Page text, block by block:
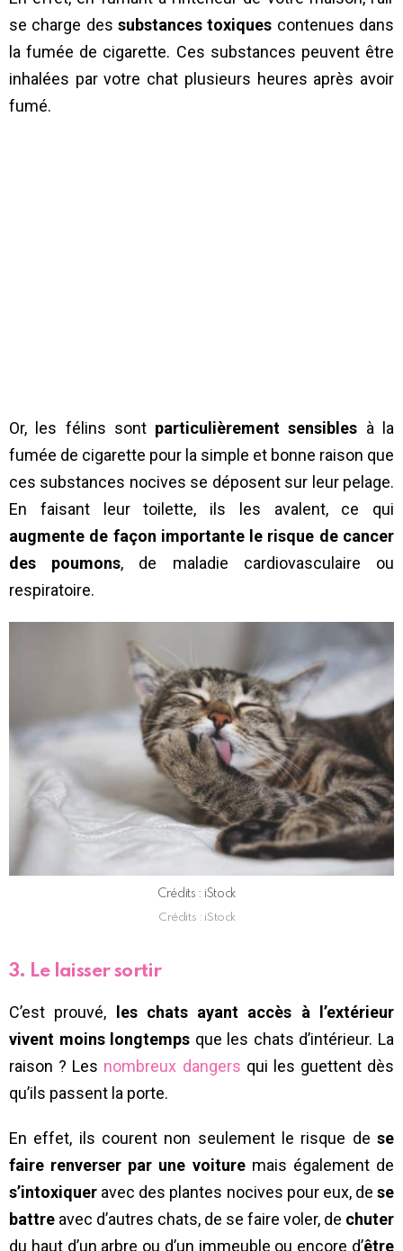
se charge des substances toxiques contenues dans
la fumée de cigarette. Ces substances peuvent être
inhalées par votre chat plusieurs heures après avoir
fumé.
Or, les félins sont particulièrement sensibles à la
fumée de cigarette pour la simple et bonne raison que
ces substances nocives se déposent sur leur pelage.
En faisant leur toilette, ils les avalent, ce qui
augmente de façon importante le risque de cancer
des poumons, de maladie cardiovasculaire ou
respiratoire.
Crédits : iStock
Crédits : iStock
3. Le laisser sortir
C’est prouvé,
les chats ayant accès à l’extérieur
vivent moins longtemps que les chats d’intérieur. La
raison ? Les nombreux dangers qui les guettent dès
qu’ils passent la porte.
En effet, ils courent non seulement le risque de se
faire renverser par une voituremais également de
s’intoxiquer avec des plantes nocives pour eux, de se
battre avec d’autres chats, de se faire voler, de chuter
du haut d’un arbre ou d’un immeuble ou encore d’être